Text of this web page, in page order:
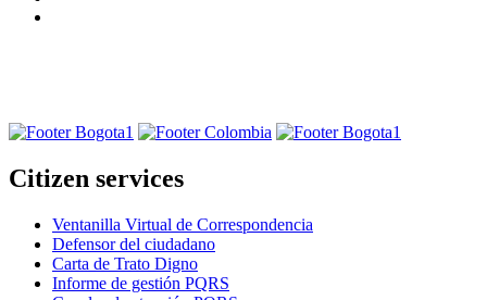
Citizen services
Ventanilla Virtual de Correspondencia
Defensor del ciudadano
Carta de Trato Digno
Informe de gestión PQRS